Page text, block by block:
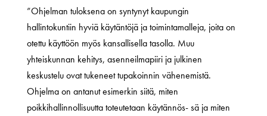
”Ohjelman tuloksena on syntynyt kaupungin
hallintokuntiin hyviä käytäntöjä ja toimintamalleja, joita on
otettu käyttöön myös kansallisella tasolla. Muu
yhteiskunnan kehitys, asenneilmapiiri ja julkinen
keskustelu ovat tukeneet tupakoinnin vähenemistä.
Ohjelma on antanut esimerkin siitä, miten
poikkihallinnollisuutta toteutetaan käytännös- sä ja miten